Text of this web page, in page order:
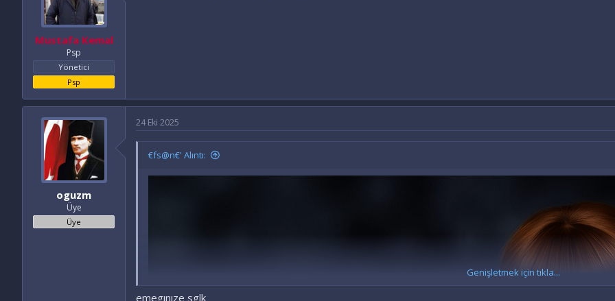
Mustafa Kemal
Psp
Yönetici
Psp
oguzm
Üye
Üye
24 Eki 2025
€fs@n€' Alıntı:
Genişletmek için tıkla...
emegınıze sglk